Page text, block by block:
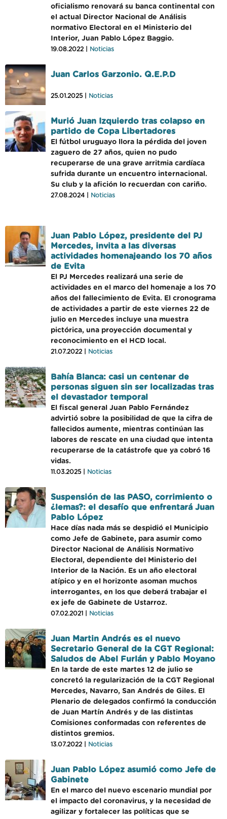
oficialismo renovará su banca continental con
el actual Director Nacional de Análisis
normativo Electoral en el Ministerio del
Interior, Juan Pablo López Baggio.
19.08.2022 | Noticias
Juan Carlos Garzonio. Q.E.P.D
25.01.2025 | Noticias
Murió Juan Izquierdo tras colapso en
partido de Copa Libertadores
El fútbol uruguayo llora la pérdida del joven
zaguero de 27 años, quien no pudo
recuperarse de una grave arritmia cardíaca
sufrida durante un encuentro internacional.
Su club y la afición lo recuerdan con cariño.
27.08.2024 | Noticias
Juan Pablo López, presidente del PJ
Mercedes, invita a las diversas
actividades homenajeando los 70 años
de Evita
El PJ Mercedes realizará una serie de
actividades en el marco del homenaje a los 70
años del fallecimiento de Evita. El cronograma
de actividades a partir de este viernes 22 de
julio en Mercedes incluye una muestra
pictórica, una proyección documental y
reconocimiento en el HCD local.
21.07.2022 | Noticias
Bahía Blanca: casi un centenar de
personas siguen sin ser localizadas tras
el devastador temporal
El fiscal general Juan Pablo Fernández
advirtió sobre la posibilidad de que la cifra de
fallecidos aumente, mientras continúan las
labores de rescate en una ciudad que intenta
recuperarse de la catástrofe que ya cobró 16
vidas.
11.03.2025 | Noticias
Suspensión de las PASO, corrimiento o
¿lemas?: el desafío que enfrentará Juan
Pablo López
Hace días nada más se despidió el Municipio
como Jefe de Gabinete, para asumir como
Director Nacional de Análisis Normativo
Electoral, dependiente del Ministerio del
Interior de la Nación. Es un año electoral
atípico y en el horizonte asoman muchos
interrogantes, en los que deberá trabajar el
ex jefe de Gabinete de Ustarroz.
07.02.2021 | Noticias
Juan Martin Andrés es el nuevo
Secretario General de la CGT Regional:
Saludos de Abel Furlán y Pablo Moyano
En la tarde de este martes 12 de julio se
concretó la regularización de la CGT Regional
Mercedes, Navarro, San Andrés de Giles. El
Plenario de delegados confirmó la conducción
de Juan Martín Andrés y de las distintas
Comisiones conformadas con referentes de
distintos gremios.
13.07.2022 | Noticias
Juan Pablo López asumió como Jefe de
Gabinete
En el marco del nuevo escenario mundial por
el impacto del coronavirus, y la necesidad de
agilizar y fortalecer las políticas que se